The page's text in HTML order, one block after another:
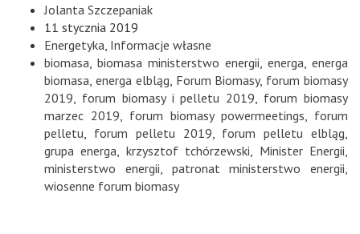
Jolanta Szczepaniak
11 stycznia 2019
Energetyka Informacje własne
biomasa biomasa ministerstwo energii energa energa
biomasa energa elbląg Forum Biomasy, forum biomasy
2019
forum biomasy i pelletu 2019
forum biomasy
marzec 2019
forum biomasy powermeetings
forum
pelletu
forum pelletu 2019 forum pelletu elbląg
grupa energa
krzysztof tchórzewski Minister Energii
ministerstwo energii
patronat ministerstwo energii
wiosenne forum biomasy